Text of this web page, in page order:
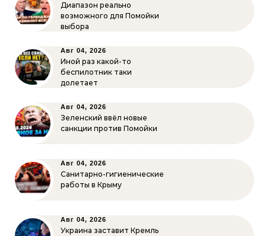
Диапазон реально
возможного для Помойки
выбора
Авг 04, 2026
Иной раз какой-то
беспилотник таки
долетает
Авг 04, 2026
Зеленский ввёл новые
санкции против Помойки
Авг 04, 2026
Санитарно-гигиенические
работы в Крыму
Авг 04, 2026
Украина заставит Кремль